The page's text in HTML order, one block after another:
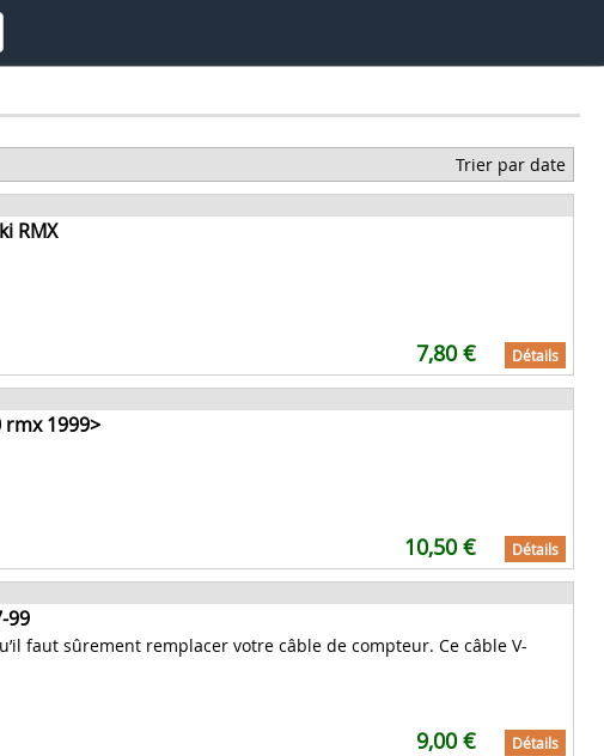
Trier par date
RMX
7,80 € Détails
1999>
10,50 € Détails
99
faut sûrement remplacer votre câble de compteur. Ce câble V-
9,00 € Détails